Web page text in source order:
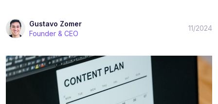
Gustavo Zomer
Founder & CEO
11/2024